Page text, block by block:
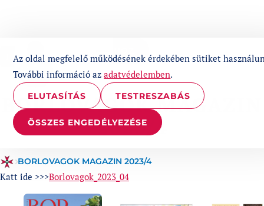
Az oldal megfelelő működésének érdekében sütiket
További információ azadatvédelemben.
ELUTASÍTÁS TESTRESZABÁS
ÖSSZES ENGEDÉLYEZÉSE
1%
BORLOVAGOK MAGAZIN
2023/4
BORLOVAGOK MAGAZIN 2023/4
Katt ide >>>Borlovagok_2023_04